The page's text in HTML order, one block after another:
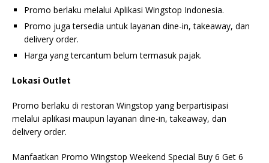
Promo berlaku melalui Aplikasi Wingstop Indonesia.
Promo juga tersedia untuk layanan dine-in, takeaway, dan
delivery order.
Harga yang tercantum belum termasuk pajak.
Lokasi Outlet
Promo berlaku di restoran Wingstop yang berpartisipasi
melalui aplikasi maupun layanan dine-in, takeaway, dan
delivery order.
Manfaatkan Promo Wingstop Weekend Special Buy 6 Get 6